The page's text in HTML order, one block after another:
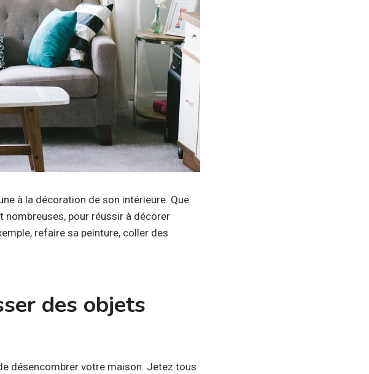
à la décoration de son intérieure. Que
nombreuses, pour réussir à décorer
refaire sa peinture, coller des
des objets
désencombrer votre maison. Jetez tous